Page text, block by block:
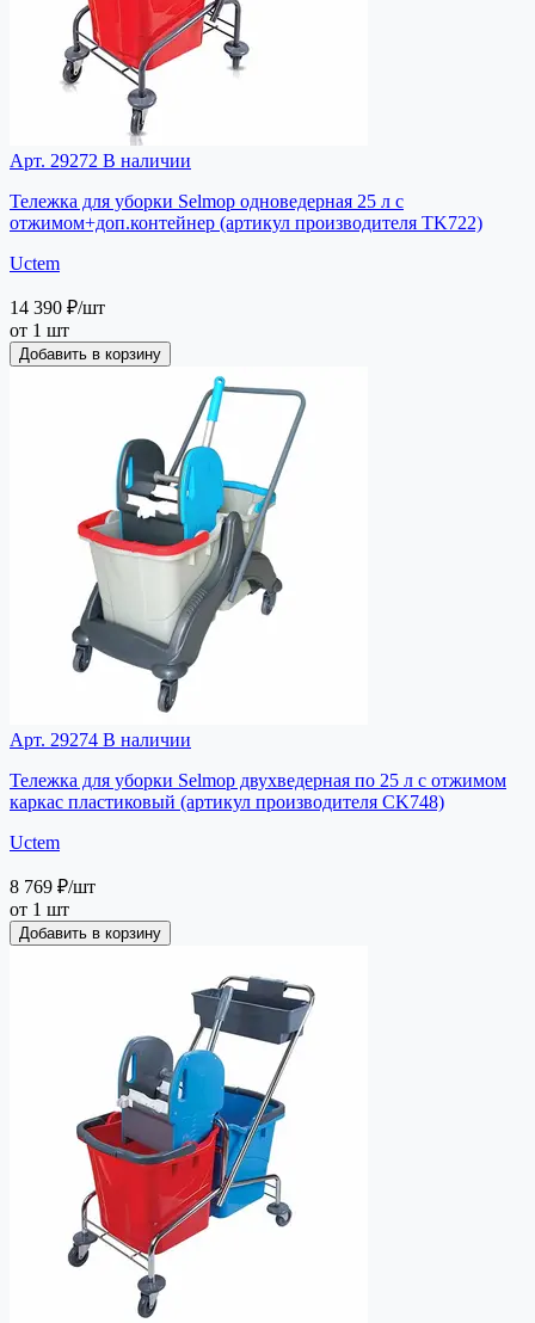
Арт. 29272 В наличии
Тележка для уборки Selmop одноведерная 25 л с
отжимом+доп.контейнер (артикул производителя TK722)
Uctem
14 390 ₽/шт
от 1 шт
Добавить в корзину
Арт. 29274 В наличии
Тележка для уборки Selmop двухведерная по 25 л с отжимом
каркас пластиковый (артикул производителя CK748)
Uctem
8 769 ₽/шт
от 1 шт
Добавить в корзину